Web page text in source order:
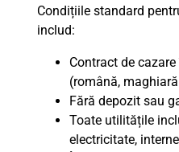
Condițiile standard
includ:
Contract de
(română,
Fără depozit sau
Toate utilitățile
electricitate,